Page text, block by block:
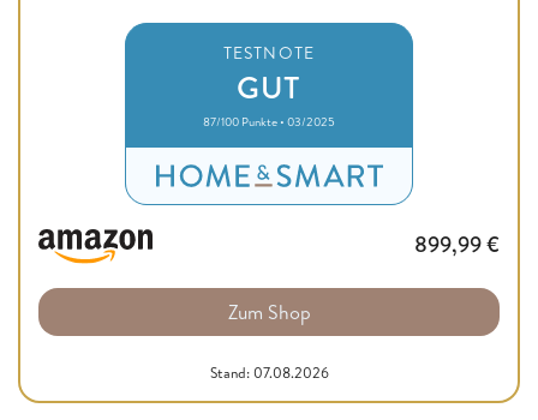
TESTNOTE
GUT
87/100 Punkte • 03/2025
899,99€
Zum Shop
Stand: 07.08.2026